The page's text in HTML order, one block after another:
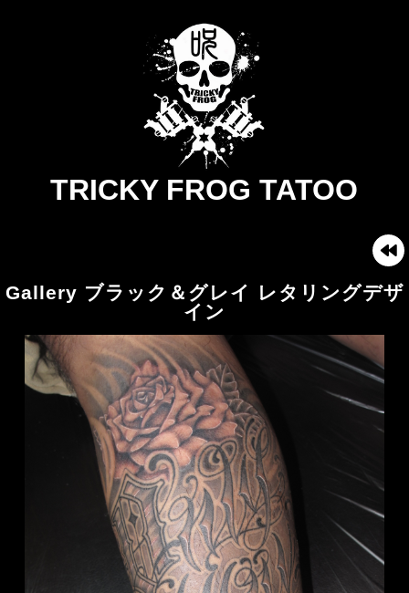
TRICKY FROG TATOO
Gallery ブラック＆グレイ レタリングデザ
イン